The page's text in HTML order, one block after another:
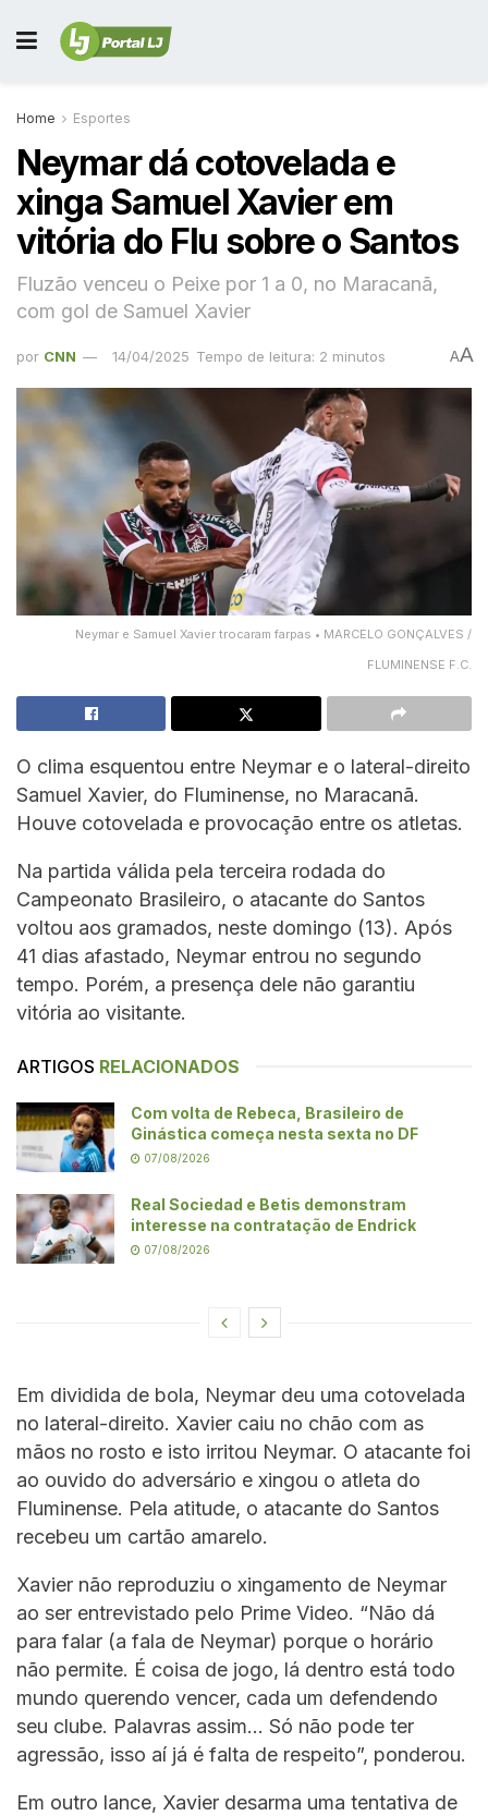
Home Esportes
Neymar dá cotovelada e
xinga Samuel Xavier em
vitória do Flu sobre o Santos
Fluzão venceu o Peixe por 1 a 0, no Maracanã,
com gol de Samuel Xavier
por CNN 14/04/2025 Tempo de leitura: 2 minutos AA
Neymar e Samuel Xavier trocaram farpas • MARCELO GONÇALVES /
FLUMINENSE F.C.
O clima esquentou entre Neymar e o lateral-direito
Samuel Xavier, do Fluminense, no Maracanã.
Houve cotovelada e provocação entre os atletas.
Na partida válida pela terceira rodada do
Campeonato Brasileiro, o atacante do Santos
voltou aos gramados, neste domingo (13). Após
41 dias afastado, Neymar entrou no segundo
tempo. Porém, a presença dele não garantiu
vitória ao visitante.
ARTIGOS RELACIONADOS
Com volta de Rebeca, Brasileiro de
Ginástica começa nesta sexta no DF
07/08/2026
Real Sociedad e Betis demonstram
interesse na contratação de Endrick
07/08/2026
Em dividida de bola, Neymar deu uma cotovelada
no lateral-direito. Xavier caiu no chão com as
mãos no rosto e isto irritou Neymar. O atacante foi
ao ouvido do adversário e xingou o atleta do
Fluminense. Pela atitude, o atacante do Santos
recebeu um cartão amarelo.
Xavier não reproduziu o xingamento de Neymar
ao ser entrevistado pelo Prime Video. “Não dá
para falar (a fala de Neymar) porque o horário
não permite. É coisa de jogo, lá dentro está todo
mundo querendo vencer, cada um defendendo
seu clube. Palavras assim… Só não pode ter
agressão, isso aí já é falta de respeito”, ponderou.
Em outro lance, Xavier desarma uma tentativa de